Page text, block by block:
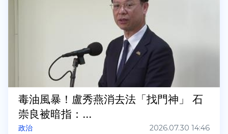
政治
毒油風暴！盧秀燕消去法「找門神」 石
崇良被暗指：...
2026.07.30 14:46